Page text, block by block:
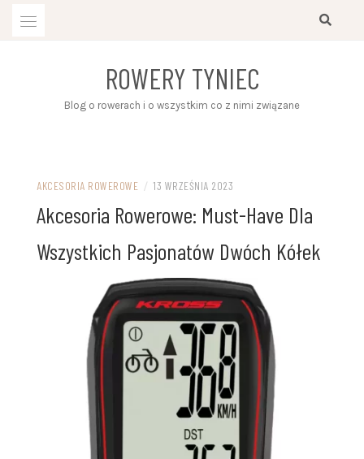
ROWERY TYNIEC
Blog o rowerach i o wszystkim co z nimi związane
AKCESORIA ROWEROWE / 13 WRZEŚNIA 2023
Akcesoria Rowerowe: Must-Have Dla
Wszystkich Pasjonatów Dwóch Kółek